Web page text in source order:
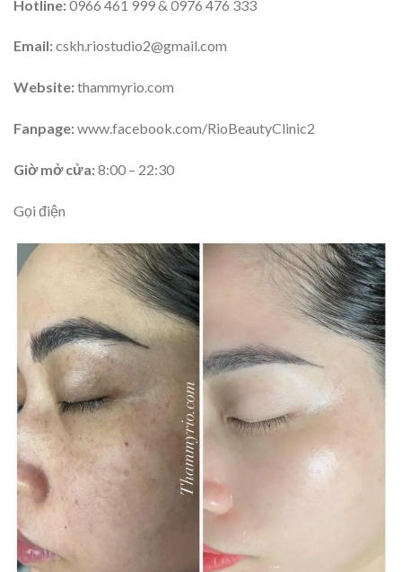
Hotline:0966 461 999 & 0976 476 333
Email:cskh.riostudio2@gmail.com
Website:thammyrio.com
Fanpage:www.facebook.com/RioBeautyClinic2
Giờ mở cửa:8:00 – 22:30
Gọi điện